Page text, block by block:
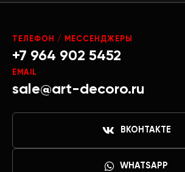
ТЕЛЕФОН / МЕССЕНДЖЕРЫ
+7 964 902 5452
EMAIL
sale@art-decoro.ru
ВКОНТАКТЕ
WHATSAPP